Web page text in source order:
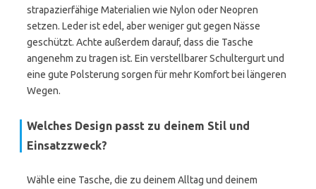
strapazierfähige Materialien wie Nylon oder Neopren
setzen. Leder ist edel, aber weniger gut gegen Nässe
geschützt. Achte außerdem darauf, dass die Tasche
angenehm zu tragen ist. Ein verstellbarer Schultergurt und
eine gute Polsterung sorgen für mehr Komfort bei längeren
Wegen.
Welches Design passt zu deinem Stil und
Einsatzzweck?
Wähle eine Tasche, die zu deinem Alltag und deinem